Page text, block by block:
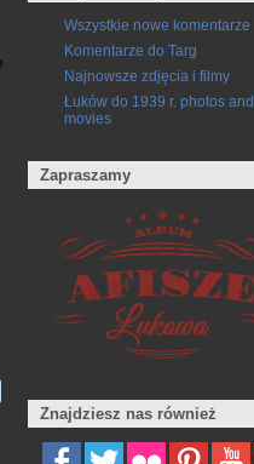
Wszystkie nowe komentarze
Komentarze do Targ
Najnowsze zdjęcia i filmy
Łuków do 1939 r. photos and
movies
Zapraszamy
Znajdziesz nas również